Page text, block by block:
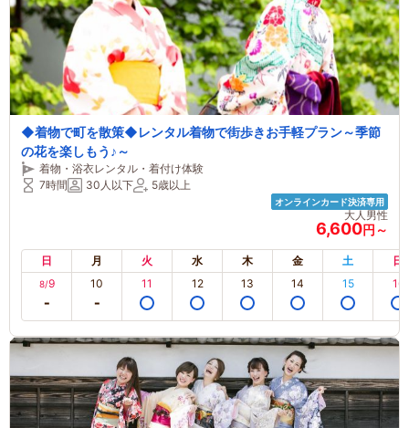
◆着物で町を散策◆レンタル着物で街歩きお手軽プラン～季節
の花を楽しもう♪～
着物・浴衣レンタル・着付け体験
7時間
30人以下 5歳以上
オンラインカード決済専用
大人男性
6,600円～
日 月 火 水 木 金 土 日
8/9 10 11 12 13 14 15 16